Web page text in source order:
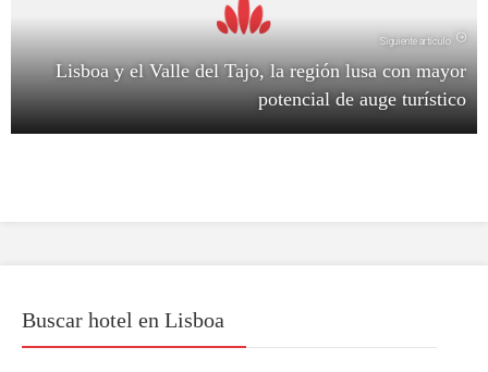
Siguiente artículo
Lisboa y el Valle del Tajo, la región lusa con mayor
potencial de auge turístico
Buscar hotel en Lisboa